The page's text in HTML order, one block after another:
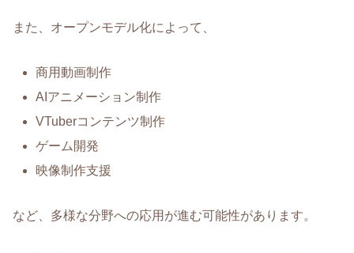
また、オープンモデル化によって、
商用動画制作
AIアニメーション制作
VTuberコンテンツ制作
ゲーム開発
映像制作支援
など、多様な分野への応用が進む可能性があります。